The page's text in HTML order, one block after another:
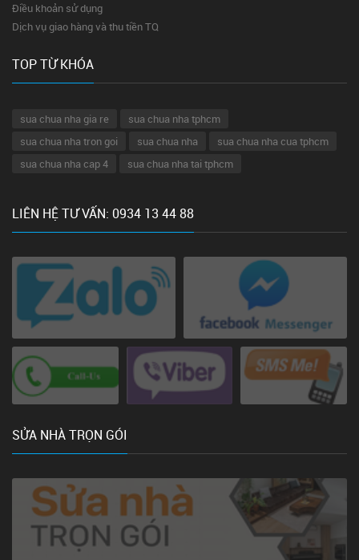
Điều khoản sử dụng
Dịch vụ giao hàng và thu tiền TQ
TOP TỪ KHÓA
sua chua nha gia re
sua chua nha tphcm
sua chua nha tron goi
sua chua nha
sua chua nha cua tphcm
sua chua nha cap 4
sua chua nha tai tphcm
LIÊN HỆ TƯ VẤN: 0934 13 44 88
SỬA NHÀ TRỌN GÓI